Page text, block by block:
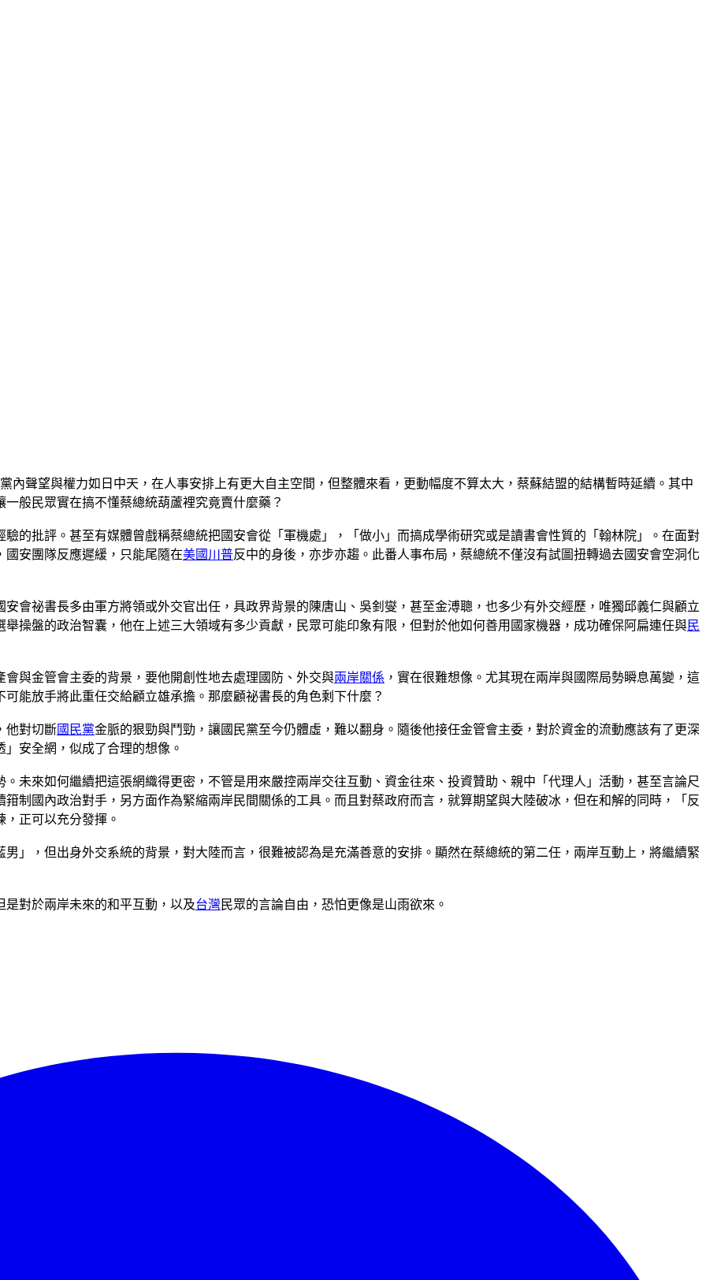
內聲望與權力如日中天，在人事安排上有更大自主空間，但整體來看，更動幅度不算太大，蔡蘇結盟的結構暫時延續。其中
般民眾實在搞不懂蔡總統葫蘆裡究竟賣什麼藥？
的批評。甚至有媒體曾戲稱蔡總統把國安會從「軍機處」，「做小」而搞成學術研究或是讀書會性質的「翰林院」。在面對
安團隊反應遲緩，只能尾隨在美國 川普反中的身後，亦步亦趨。此番人事布局，蔡總統不僅沒有試圖扭轉過去國安會空洞化
安會祕書長多由軍方將領或外交官出任，具政界背景的陳唐山、吳釗燮，甚至金溥聰，也多少有外交經歷，唯獨邱義仁與顧立
舉操盤的政治智囊，他在上述三大領域有多少貢獻，民眾可能印象有限，但對於他如何善用國家機器，成功確保阿扁連任與民
與金管會主委的背景，要他開創性地去處理國防、外交與兩岸關係 ，實在很難想像。尤其現在兩岸與國際局勢瞬息萬變，這
能放手將此重任交給顧立雄承擔。那麼顧祕書長的角色剩下什麼？
他對切斷國民黨金脈的狠勁與鬥勁，讓國民黨至今仍體虛，難以翻身。隨後他接任金管會主委，對於資金的流動應該有了更深
安全網，似成了合理的想像。
未來如何繼續把這張網織得更密，不管是用來嚴控兩岸交往互動、資金往來、投資贊助、親中「代理人」活動，甚至言論尺
制國內政治對手，另方面作為緊縮兩岸民間關係的工具。而且對蔡政府而言，就算期望與大陸破冰，但在和解的同時，「反
正可以充分發揮。
」，但出身外交系統的背景，對大陸而言，很難被認為是充滿善意的安排。顯然在蔡總統的第二任，兩岸互動上，將繼續緊
對於兩岸未來的和平互動，以及台灣 民眾的言論自由，恐怕更像是山雨欲來。